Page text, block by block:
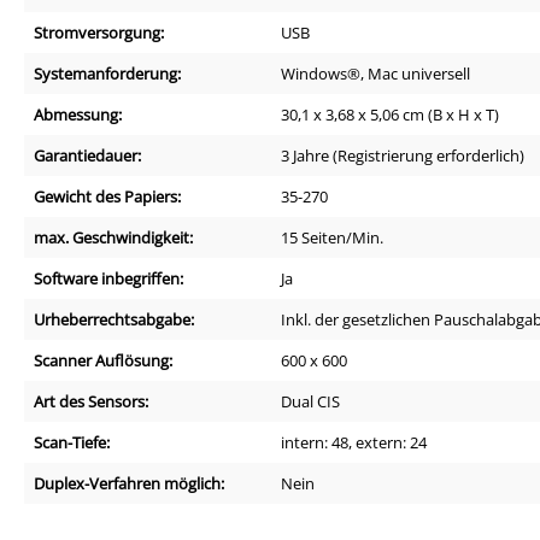
Stromversorgung:
USB
Systemanforderung:
Windows®, Mac universell
Abmessung:
30,1 x 3,68 x 5,06 cm (B x H x T)
Garantiedauer:
3 Jahre (Registrierung erforderlich)
Gewicht des Papiers:
35-270
max. Geschwindigkeit:
15 Seiten/Min.
Software inbegriffen:
Ja
Urheberrechtsabgabe:
Inkl. der gesetzlichen
Scanner Auflösung:
600 x 600
Art des Sensors:
Dual CIS
Scan-Tiefe:
intern: 48, extern: 24
Duplex-Verfahren möglich:
Nein